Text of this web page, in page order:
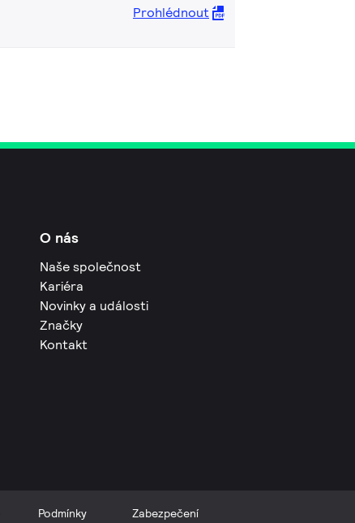
Prohlédnout
O nás
Naše společnost
Kariéra
Novinky a události
Značky
Kontakt
Podmínky
Zabezpečení